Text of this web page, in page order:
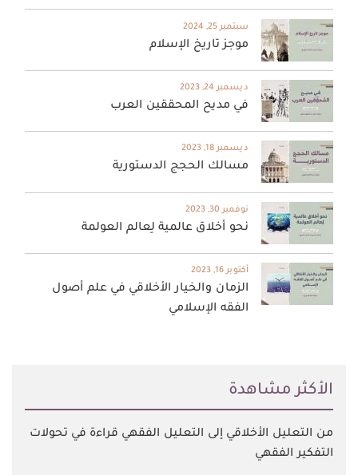
سبتمبر 25, 2024
موجز تاريخ الإسلام
ديسمبر 24, 2023
في مديح المحققين العرب
ديسمبر 18, 2023
مسالك الحجج الدستورية
نوفمبر 30, 2023
نحو أخلاق عالمية لِعالم العولمة
أكتوبر 16, 2023
الزمان والخيار الأخلاقي في علم أصول
الفقه الإسلامي
اﻷكثر مشاهدة
من التعليل الأخلاقي إلى التعليل الفقهي قراءة في تحولات
التفكير الفقهي